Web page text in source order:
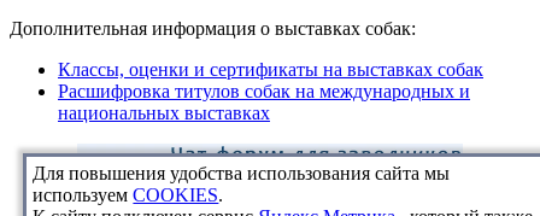
Дополнительная информация о выставках собак:
Классы, оценки и сертификаты на выставках собак
Расшифровка титулов собак на международных и
национальных выставках
Для повышения удобства использования сайта мы
используемCOOKIES.